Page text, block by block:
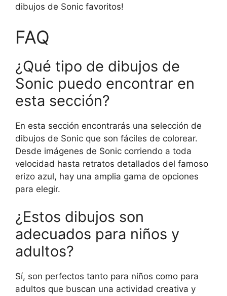
dibujos de Sonic favoritos!
FAQ
¿Qué tipo de dibujos de
Sonic puedo encontrar en
esta sección?
En esta sección encontrarás una selección de
dibujos de Sonic que son fáciles de colorear.
Desde imágenes de Sonic corriendo a toda
velocidad hasta retratos detallados del famoso
erizo azul, hay una amplia gama de opciones
para elegir.
¿Estos dibujos son
adecuados para niños y
adultos?
Sí, son perfectos tanto para niños como para
adultos que buscan una actividad creativa y